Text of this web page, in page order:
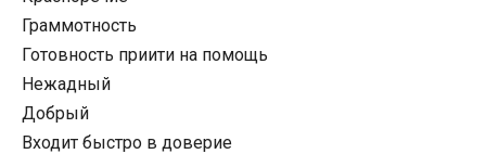
Граммотность
Готовность приити на помощь
Нежадный
Добрый
Входит быстро в доверие